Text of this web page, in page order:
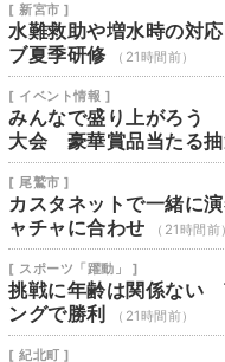
[ 新宮市 ]
水難救助や増水時の対
ブ夏季研修
（21時間前）
[ イベント情報 ]
みんなで盛り上がろう
大会 豪華賞品当たる抽
[ 尾鷲市 ]
カスタネットで一緒に
ャチャに合わせ
（21時間前）
[ スポーツ「躍動」 ]
挑戦に年齢は関係な
ングで勝利
（21時間前）
[ 紀北町 ]